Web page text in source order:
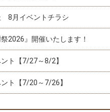
8月イベントチラシ
祭2026』開催いたします！
ト【7/27～8/2】
ト【7/20～7/26】